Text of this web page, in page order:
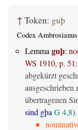
↑ Token: guþ
Codex
Lemma guþ:
WS 1910, p. 51:
abgekürzt
übertragenen
sind gþa G 4,8).